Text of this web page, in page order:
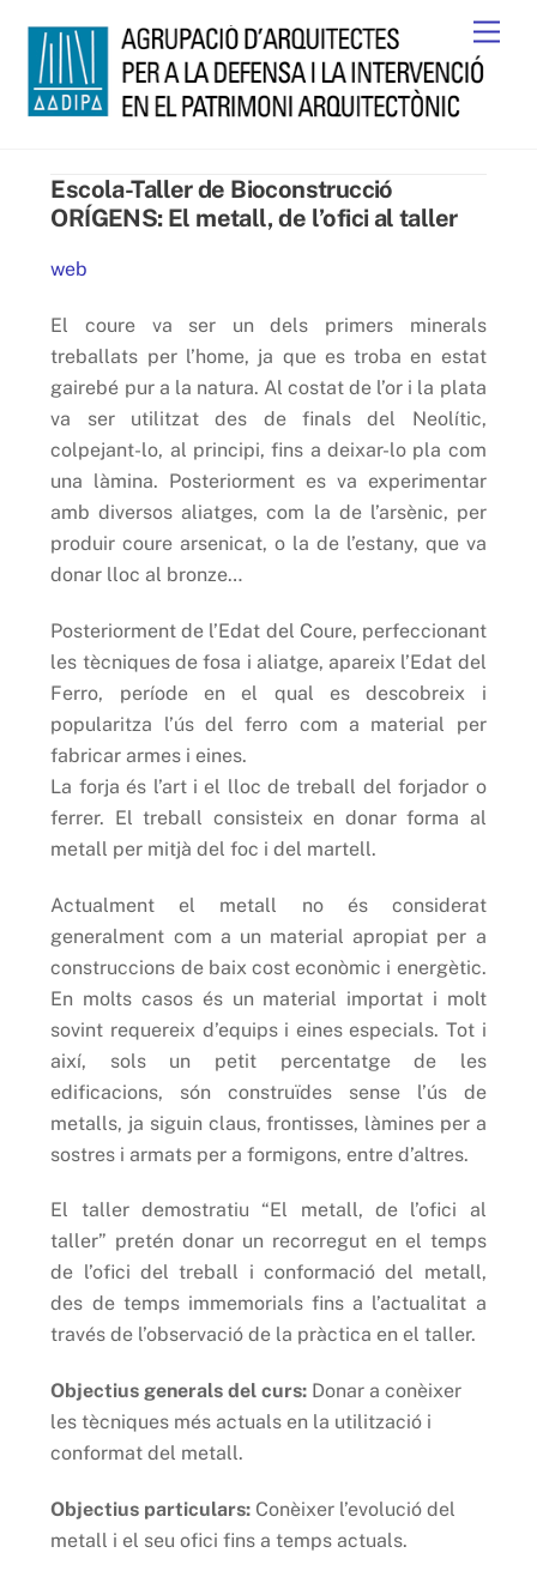
content
Escola-Taller de Bioconstrucció
ORÍGENS: El metall, de l’ofici al taller
web
El coure va ser un dels primers minerals
treballats per l’home, ja que es troba en estat
gairebé pur a la natura. Al costat de l’or i la plata
va ser utilitzat des de finals del Neolític,
colpejant-lo, al principi, fins a deixar-lo pla com
una làmina. Posteriorment es va experimentar
amb diversos aliatges, com la de l’arsènic, per
produir coure arsenicat, o la de l’estany, que va
donar lloc al bronze…
Posteriorment de l’Edat del Coure, perfeccionant
les tècniques de fosa i aliatge, apareix l’Edat del
Ferro, període en el qual es descobreix i
popularitza l’ús del ferro com a material per
fabricar armes i eines.
La forja és l’art i el lloc de treball del forjador o
ferrer. El treball consisteix en donar forma al
metall per mitjà del foc i del martell.
Actualment el metall no és considerat
generalment com a un material apropiat per a
construccions de baix cost econòmic i energètic.
En molts casos és un material importat i molt
sovint requereix d’equips i eines especials. Tot i
així, sols un petit percentatge de les
edificacions, són construïdes sense l’ús de
metalls, ja siguin claus, frontisses, làmines per a
sostres i armats per a formigons, entre d’altres.
El taller demostratiu “El metall, de l’ofici al
taller” pretén donar un recorregut en el temps
de l’ofici del treball i conformació del metall,
des de temps immemorials fins a l’actualitat a
través de l’observació de la pràctica en el taller.
Objectius generals del curs: Donar a conèixer
les tècniques més actuals en la utilització i
conformat del metall.
Objectius particulars: Conèixer l’evolució del
metall i el seu ofici fins a temps actuals.